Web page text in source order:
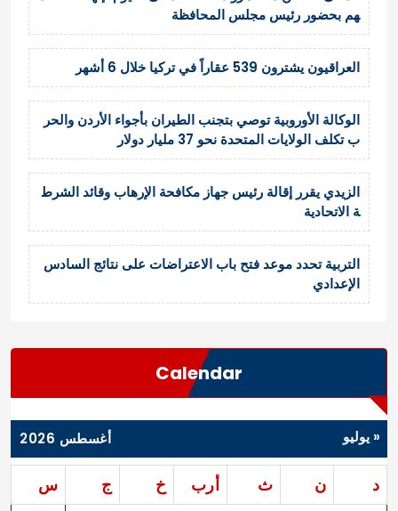
هم بحضور رئيس مجلس المحافظة
العراقيون يشترون 539 عقاراً في تركيا خلال 6 أشهر
الوكالة الأوروبية توصي بتجنب الطيران بأجواء الأردن والحر
ب تكلف الولايات المتحدة نحو 37 مليار دولار
الزيدي يقرر إقالة رئيس جهاز مكافحة الإرهاب وقائد الشرط
ة الاتحادية
التربية تحدد موعد فتح باب الاعتراضات على نتائج السادس
الإعدادي
Calendar
أغسطس 2026
د ن ث أرب خ ج س
« يوليو